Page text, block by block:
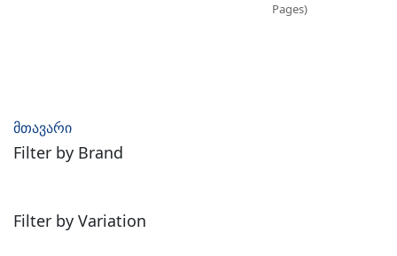
მთავარი
Filter by Brand
Filter by Variation
Pages)